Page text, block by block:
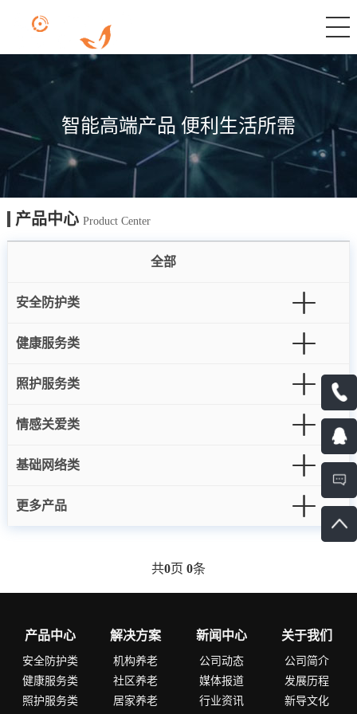
智能高端产品 便利生活所需
产品中心 Product Center
全部
安全防护类
健康服务类
照护服务类
情感关爱类
基础网络类
更多产品
共0页 0条
产品中心
安全防护类
健康服务类
照护服务类
解决方案
机构养老
社区养老
居家养老
新闻中心
公司动态
媒体报道
行业资讯
关于我们
公司简介
发展历程
新导文化